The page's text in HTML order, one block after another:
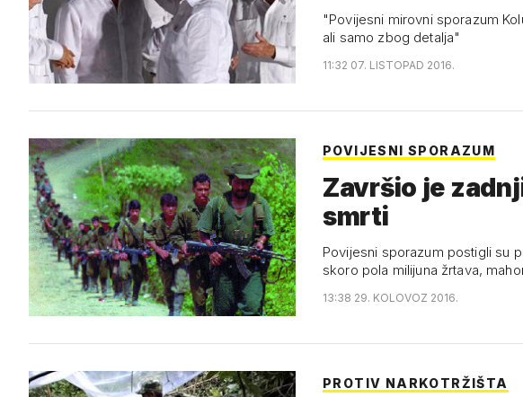
"Povijesni mirovni sporazum
ali samo zbog detalja"
11:32 07. LISTOPAD 2016.
POVIJESNI SPORAZUM
Završio je
smrti
Povijesni sporazum postigli su
skoro pola milijuna žrtava,
13:38 29. KOLOVOZ 2016.
PROTIV NARKOTRŽIŠTA